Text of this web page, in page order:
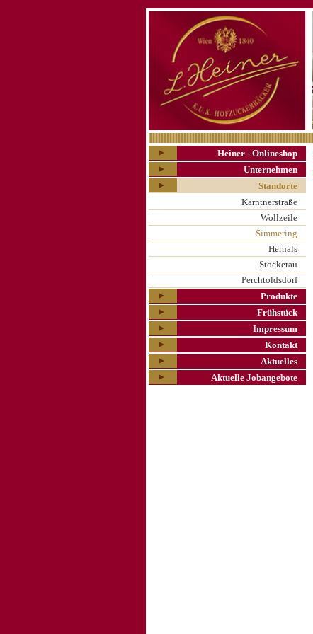
Heiner - Onlineshop
Unternehmen
Standorte
Kärntnerstraße
Wollzeile
Simmering
Hernals
Stockerau
Perchtoldsdorf
Produkte
Frühstück
Impressum
Kontakt
Aktuelles
Aktuelle Jobangebote